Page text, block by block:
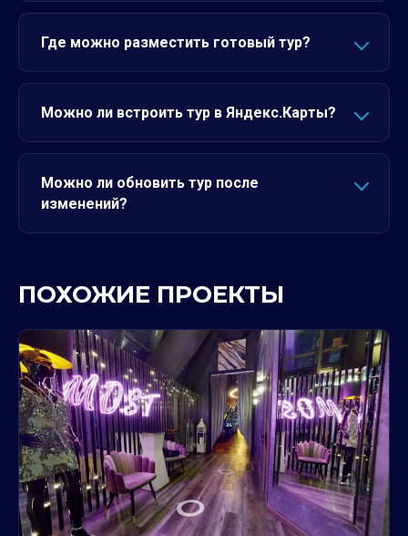
Где можно разместить готовый тур?
Можно ли встроить тур в Яндекс.Карты?
Можно ли обновить тур после
изменений?
ПОХОЖИЕ ПРОЕКТЫ